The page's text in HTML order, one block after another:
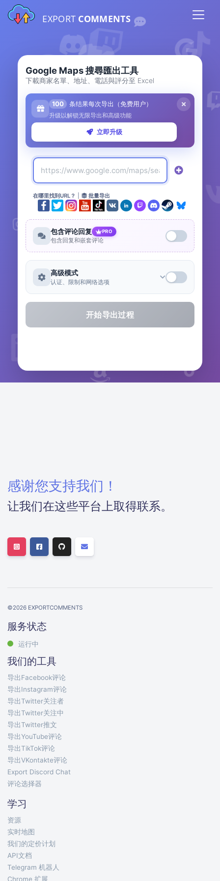
EXPORT COMMENTS
Google Maps 搜尋匯出工具
下載商家名單、地址、電話與評分至 Excel
100 条结果每次导出（免费用户）
升级以解锁无限导出和高级功能
立即升级
在哪里找到URL？ 批量导出
包含评论回复 PRO
包含回复和嵌套评论
高级模式
认证、限制和网络选项
开始导出过程
感谢您支持我们！
让我们在这些平台上取得联系。
©2026 EXPORTCOMMENTS
服务状态
运行中
我们的工具
导出Facebook评论
导出Instagram评论
导出Twitter关注者
导出Twitter关注中
导出Twitter推文
导出YouTube评论
导出TikTok评论
导出VKontakte评论
Export Discord Chat
评论选择器
学习
资源
实时地图
我们的定价计划
API文档
Telegram 机器人
Chrome 扩展